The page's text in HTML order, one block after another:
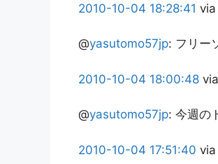
2010-10-04 18:28:41 via
@yasutomo57jp: フリー
2010-10-04 18:00:48 via
@yasutomo57jp: 今週の
2010-10-04 17:51:40 via